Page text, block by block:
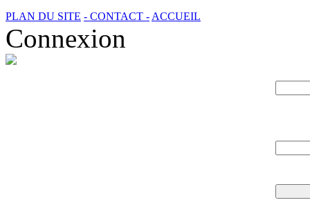
PLAN DU SITE - CONTACT - ACCUEIL
Connexion